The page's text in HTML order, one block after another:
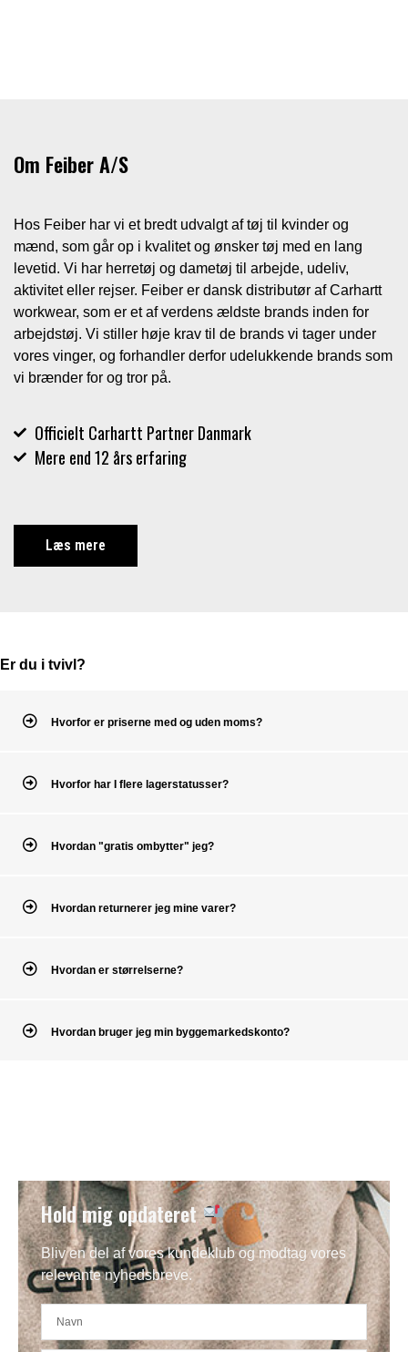
Om Feiber A/S
Hos Feiber har vi et bredt udvalgt af tøj til kvinder og
mænd, som går op i kvalitet og ønsker tøj med en lang
levetid. Vi har herretøj og dametøj til arbejde, udeliv,
aktivitet eller rejser. Feiber er dansk distributør af Carhartt
workwear, som er et af verdens ældste brands inden for
arbejdstøj. Vi stiller høje krav til de brands vi tager under
vores vinger, og forhandler derfor udelukkende brands som
vi brænder for og tror på.
Officielt Carhartt Partner Danmark
Mere end 12 års erfaring
Læs mere
Er du i tvivl?
Hvorfor er priserne med og uden moms?
Hvorfor har I flere lagerstatusser?
Hvordan "gratis ombytter" jeg?
Hvordan returnerer jeg mine varer?
Hvordan er størrelserne?
Hvordan bruger jeg min byggemarkedskonto?
Hold mig opdateret
Bliv en del af vores kundeklub og modtag vores
relevante nyhedsbreve.